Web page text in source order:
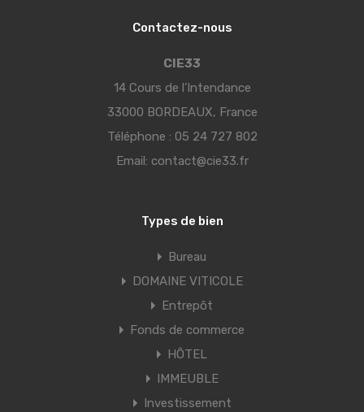
Contactez-nous
CIE33
14 Cours de l’Intendance
33000 BORDEAUX, France
Téléphone : 05 24 727 802
Email: contact@cie33.fr
Types de bien
Bureau
DOMAINE VITICOLE
Entrepôt
Fonds de commerce
HÔTEL
IMMEUBLE
Investissement